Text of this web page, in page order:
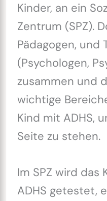
Kinder, an ein
Zentrum (SPZ).
Pädagogen, und
(Psychologen,
zusammen und
wichtige
Kind mit ADHS,
Seite zu stehen.
Im SPZ wird das
ADHS getestet,